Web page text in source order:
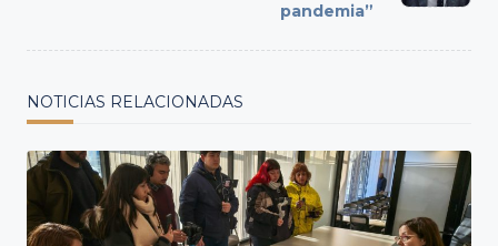
pandemia”
NOTICIAS RELACIONADAS